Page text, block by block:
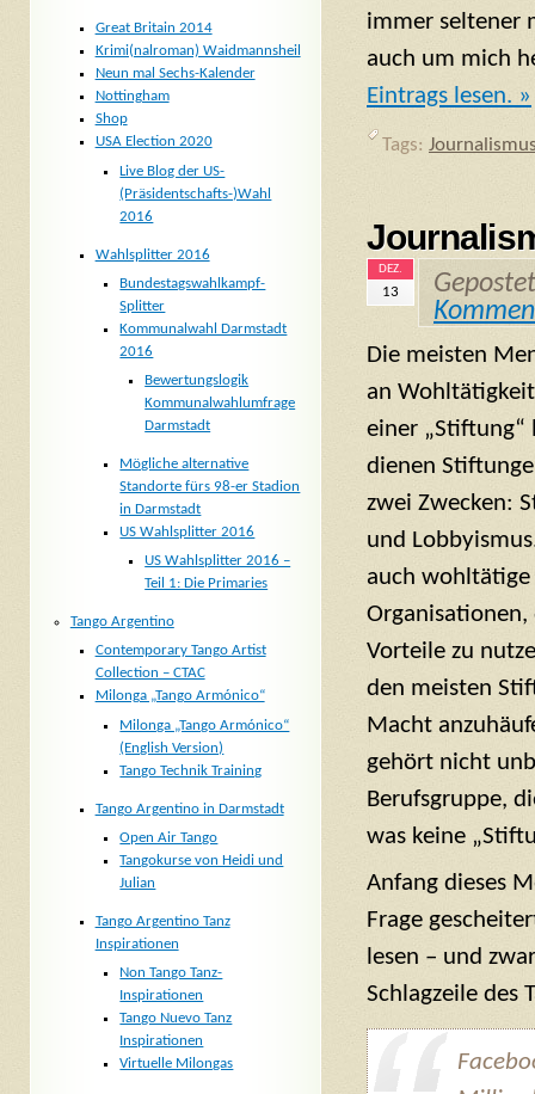
immer seltener
auch um mich
Eintrags lesen. »
Tags:
DEZ.
13
Die meisten
an
einer „Stiftung“
dienen
zwei Zwecken:
und
auch wohltätige
Organisationen,
Vorteile zu
den meisten
Macht
gehört nicht
Berufsgruppe,
was keine
Anfang dieses
Frage
lesen – und
Schlagzeile des
Great Britain 2014
Krimi(nalroman) Waidmannsheil
Neun mal Sechs-Kalender
Nottingham
Shop
USA Election 2020
Live Blog der US-
(Präsidentschafts-)Wahl
2016
Wahlsplitter 2016
Bundestagswahlkampf-
Splitter
Kommunalwahl Darmstadt
2016
Bewertungslogik
Kommunalwahlumfrage
Darmstadt
Mögliche alternative
Standorte fürs 98-er Stadion
in Darmstadt
US Wahlsplitter 2016
US Wahlsplitter 2016 –
Teil 1: Die Primaries
Tango Argentino
Contemporary Tango Artist
Collection – CTAC
Milonga „Tango Armónico“
Milonga „Tango Armónico“
(English Version)
Tango Technik Training
Tango Argentino in Darmstadt
Open Air Tango
Tangokurse von Heidi und
Julian
Tango Argentino Tanz
Inspirationen
Non Tango Tanz-
Inspirationen
Tango Nuevo Tanz
Inspirationen
Virtuelle Milongas